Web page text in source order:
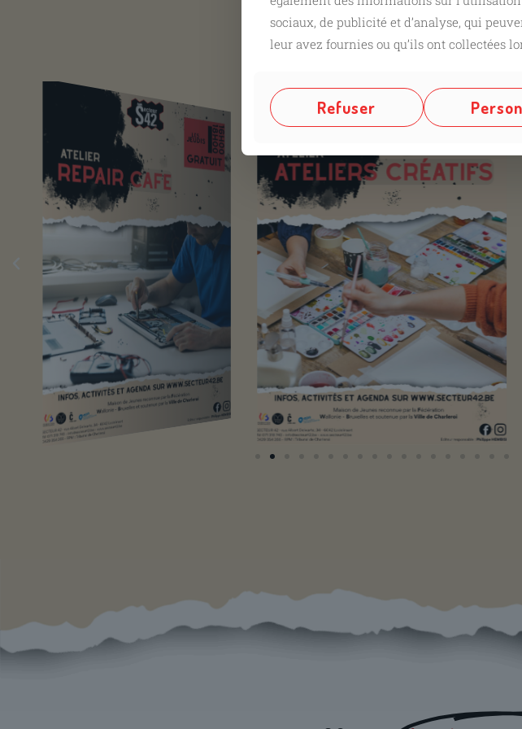
Nos ateliers
sociaux, de publicité et d’analyse, qui
leur avez fournies ou qu’ils ont collectées
Refuser